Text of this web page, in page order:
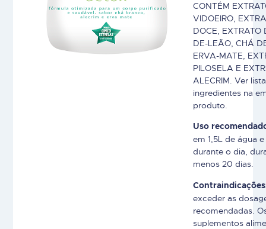
CONTÉM
VIDOEIRO,
DOCE, EXTRATO
DE-LEÃO, CHÁ
ERVA-MATE,
PILOSELA E
ALECRIM. Ver
ingredientes na
produto.
Uso
em 1,5L de água
durante o dia,
menos 20 dias.
exceder as
recomendadas.
suplementos